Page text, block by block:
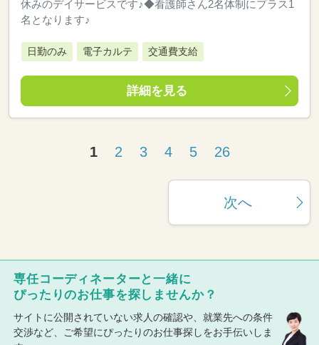
休みのデイサービスです♪◆看護師さん2名体制にプラス1
名となります♪
日勤のみ 電子カルテ 交通費支給
詳細を見る
1 2 3 4 5 26
次へ
専任コーディネーターと一緒に
ぴったりのお仕事を探しませんか？
サイトに公開されていない求人の確認や、就業先への条件
交渉など、ご希望にぴったりのお仕事探しをお手伝いしま